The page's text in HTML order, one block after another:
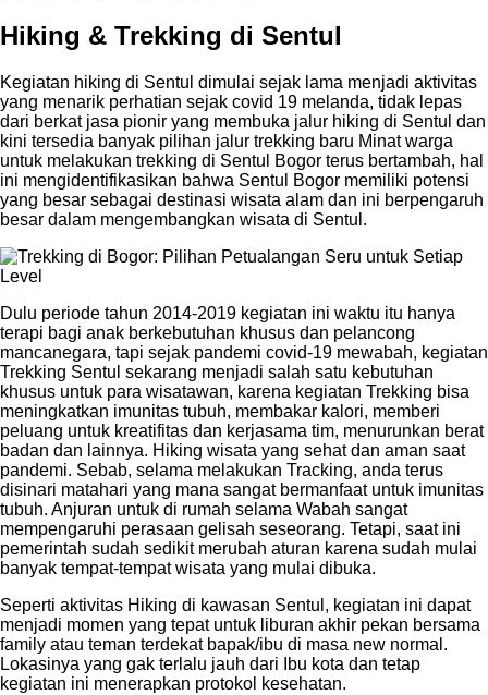
Hiking & Trekking di Sentul
Kegiatan hiking di Sentul dimulai sejak lama menjadi aktivitas
yang menarik perhatian sejak covid 19 melanda, tidak lepas
dari berkat jasa pionir yang membuka jalur hiking di Sentul dan
kini tersedia banyak pilihan jalur trekking baru Minat warga
untuk melakukan trekking di Sentul Bogor terus bertambah, hal
ini mengidentifikasikan bahwa Sentul Bogor memiliki potensi
yang besar sebagai destinasi wisata alam dan ini berpengaruh
besar dalam mengembangkan wisata di Sentul.
Dulu periode tahun 2014-2019 kegiatan ini waktu itu hanya
terapi bagi anak berkebutuhan khusus dan pelancong
mancanegara, tapi sejak pandemi covid-19 mewabah, kegiatan
Trekking Sentul sekarang menjadi salah satu kebutuhan
khusus untuk para wisatawan, karena kegiatan Trekking bisa
meningkatkan imunitas tubuh, membakar kalori, memberi
peluang untuk kreatifitas dan kerjasama tim, menurunkan berat
badan dan lainnya. Hiking wisata yang sehat dan aman saat
pandemi. Sebab, selama melakukan Tracking, anda terus
disinari matahari yang mana sangat bermanfaat untuk imunitas
tubuh. Anjuran untuk di rumah selama Wabah sangat
mempengaruhi perasaan gelisah seseorang. Tetapi, saat ini
pemerintah sudah sedikit merubah aturan karena sudah mulai
banyak tempat-tempat wisata yang mulai dibuka.
Seperti aktivitas Hiking di kawasan Sentul, kegiatan ini dapat
menjadi momen yang tepat untuk liburan akhir pekan bersama
family atau teman terdekat bapak/ibu di masa new normal.
Lokasinya yang gak terlalu jauh dari Ibu kota dan tetap
kegiatan ini menerapkan protokol kesehatan.